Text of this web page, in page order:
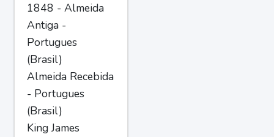
1848 - Almeida
Antiga -
Portugues
(Brasil)
Almeida Recebida
- Portugues
(Brasil)
King James